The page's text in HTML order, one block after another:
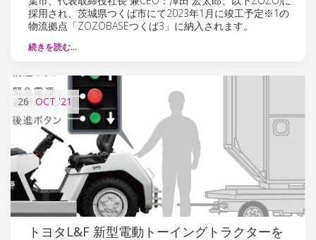
採用され、茨城県つくば市にて2023年1月に竣工予定※1の
物流拠点「ZOZOBASEつくば3」に納入されます。
続きを読む…
26 OCT'21
トヨタL&F 新型電動トーイングトラクターを